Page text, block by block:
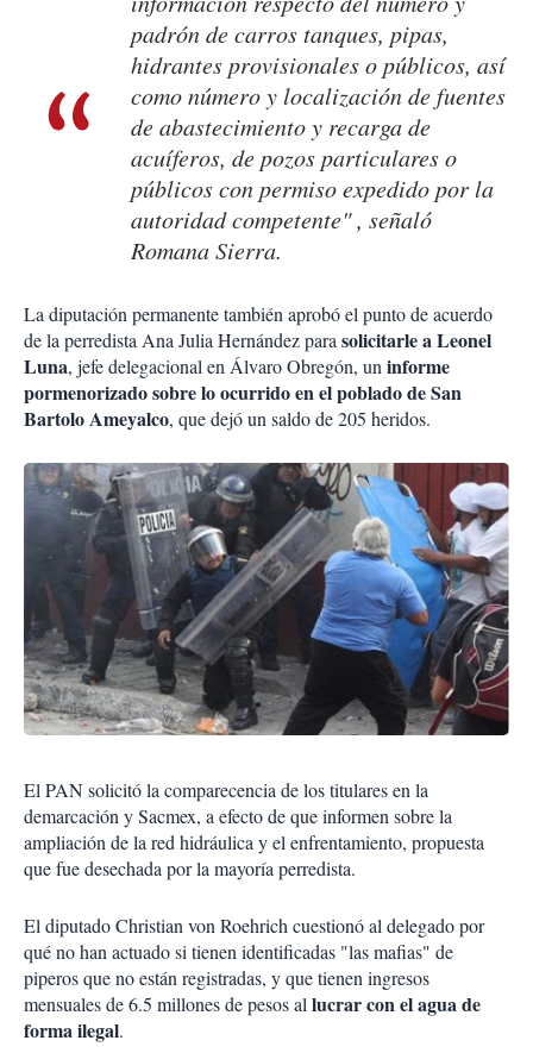
padrón de carros tanques, pipas,
hidrantes provisionales o públicos, así
como número y localización de fuentes
de abastecimiento y recarga de
acuíferos, de pozos particulares o
públicos con permiso expedido por la
autoridad competente" , señaló
Romana Sierra.
La diputación permanente también aprobó el punto de acuerdo
de la perredista Ana Julia Hernández para solicitarle a Leonel
Luna, jefe delegacional en Álvaro Obregón, un informe
pormenorizado sobre lo ocurrido en el poblado de San
Bartolo Ameyalco, que dejó un saldo de 205 heridos.
El PAN solicitó la comparecencia de los titulares en la
demarcación y Sacmex, a efecto de que informen sobre la
ampliación de la red hidráulica y el enfrentamiento, propuesta
que fue desechada por la mayoría perredista.
El diputado Christian von Roehrich cuestionó al delegado por
qué no han actuado si tienen identificadas "las mafias" de
piperos que no están registradas, y que tienen ingresos
mensuales de 6.5 millones de pesos al lucrar con el agua de
forma ilegal.